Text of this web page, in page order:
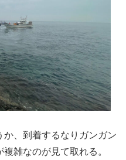
、到着するなりガンガン
雑なのが見て取れる。